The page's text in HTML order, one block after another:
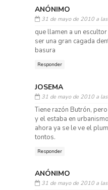
ANÓNIMO
31 de mayo de 2010 a
que llamen a un
ser una gran cagada
basura
Responder
JOSEMA
31 de mayo de 2010 a
Tiene razón Butrón,
y el estaba en
ahora ya se le ve el
tontos.
Responder
ANÓNIMO
31 de mayo de 2010 a